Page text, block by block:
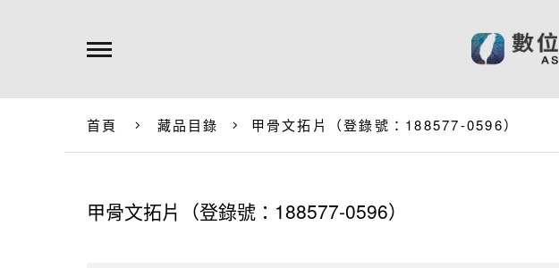
首頁 藏品目錄 甲骨文拓片（登錄號：188577-0596）
甲骨文拓片（登錄號：188577-0596）